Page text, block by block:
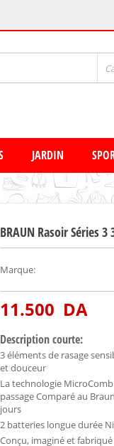
JARDIN
BRAUN Rasoir Séries 3
Marque:
11.500 DA
Description courte:
3 éléments de rasage
et douceur
La technologie
passage Comparé au
jours
2 batteries longue durée
Conçu, imaginé et